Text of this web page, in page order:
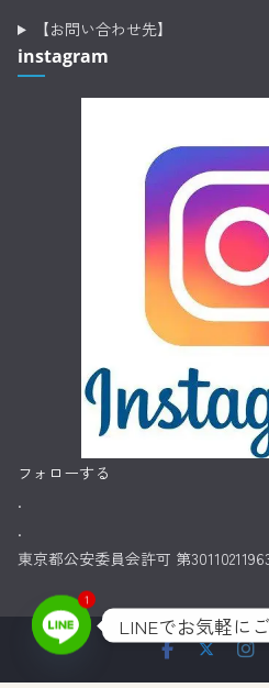
【お問い合わせ先】
instagram
フォローする
.
.
東京都公安委員会許可 第
1
LINEでお気軽に